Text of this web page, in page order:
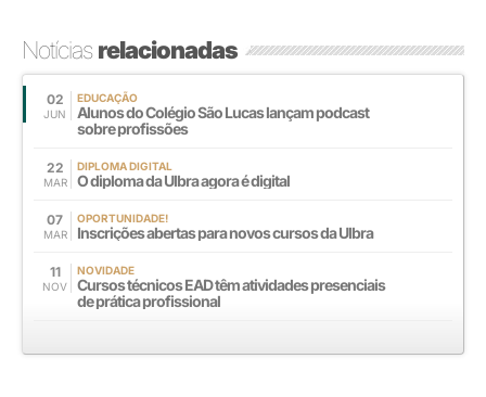
Notíciasrelacionadas
02
JUN
EDUCAÇÃO
Alunos do Colégio São Lucas lançam podcast
sobre profissões
22
MAR
DIPLOMA DIGITAL
O diploma da Ulbra agora é digital
07
MAR
OPORTUNIDADE!
Inscrições abertas para novos cursos da Ulbra
11
NOV
NOVIDADE
Cursos técnicos EAD têm atividades presenciais
de prática profissional